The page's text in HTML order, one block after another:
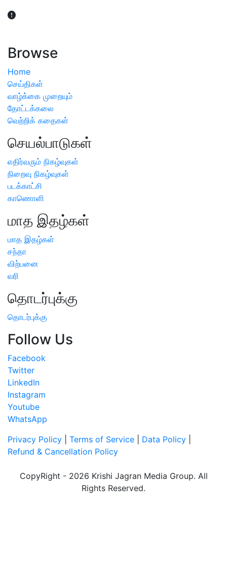
Browse
Home
செய்திகள்
வாழ்க்கை முறையும்
தோட்டக்கலை
வெற்றிக் கதைகள்
செயல்பாடுகள்
எதிர்வரும் நிகழ்வுகள்
நிறைவு நிகழ்வுகள்
படக்காட்சி
காணொளி
மாத இதழ்கள்
மாத இதழ்கள்
சந்தா
விற்பனை
வரி
தொடர்புக்கு
தொடர்புக்கு
Follow Us
Facebook
Twitter
LinkedIn
Instagram
Youtube
WhatsApp
Privacy Policy
Terms of Service Data Policy
Refund & Cancellation Policy
CopyRight - 2026 Krishi Jagran Media Group. All
Rights Reserved.